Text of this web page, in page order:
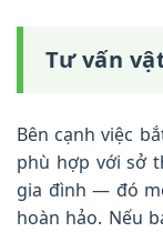
Tư vấn
Bên cạnh việc
phù hợp với sở
gia đình — đó
hoàn hảo. Nếu